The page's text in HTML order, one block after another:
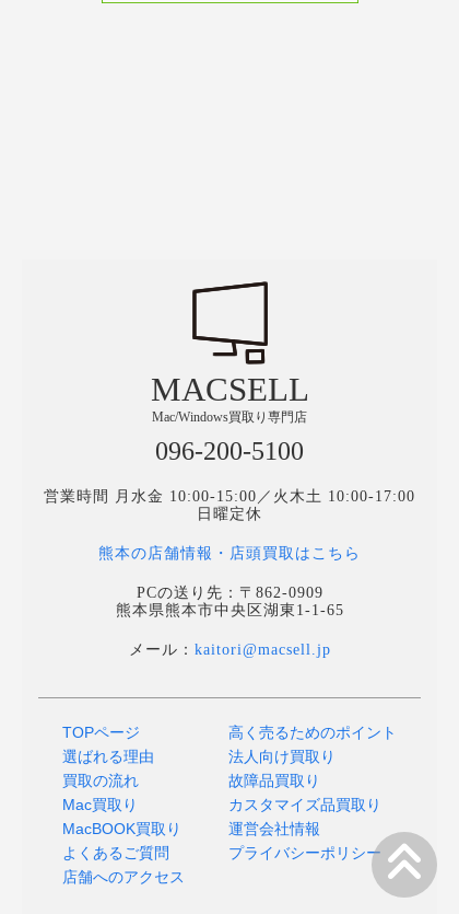
MACSELL
Mac/Windows買取り専門店
096-200-5100
営業時間 月水金 10:00-15:00／火木土 10:00-17:00
日曜定休
熊本の店舗情報・店頭買取はこちら
PCの送り先：〒862-0909
熊本県熊本市中央区湖東1-1-65
メール： kaitori@macsell.jp
TOPページ
選ばれる理由
買取の流れ
Mac買取り
MacBOOK買取り
よくあるご質問
店舗へのアクセス
高く売るためのポイント
法人向け買取り
故障品買取り
カスタマイズ品買取り
運営会社情報
プライバシーポリシー